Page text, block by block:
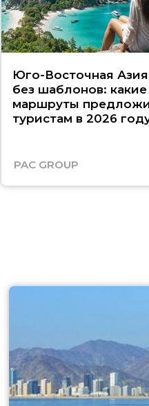
Юго-Восточная Азия
без шаблонов: какие
маршруты
туристам в 2026
PAC GROUP